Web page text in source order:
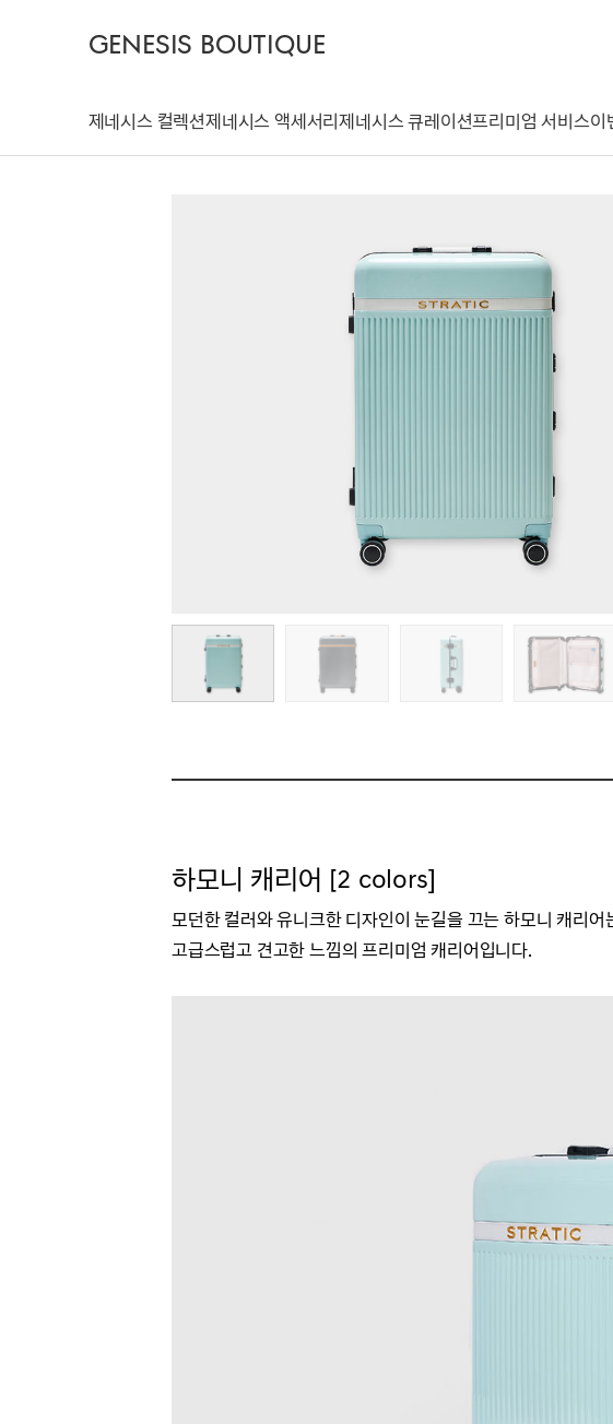
GENESIS BOUTIQUE
제네시스 컬렉션제네시스 액세서리제네시스 큐레이션프리미엄 서비스이
하모니 캐리어 [2 colors]
모던한 컬러와 유니크한 디자인이 눈길을 끄는 하모니 캐리어
고급스럽고 견고한 느낌의 프리미엄 캐리어입니다.